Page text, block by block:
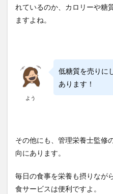
れているのか、カロリーや糖
ますよね。
よう
低糖質を売りに
あります！
その他にも、管理栄養士監修
向にあります。
毎日の食事を栄養も摂りなが
食サービスは便利ですよ。